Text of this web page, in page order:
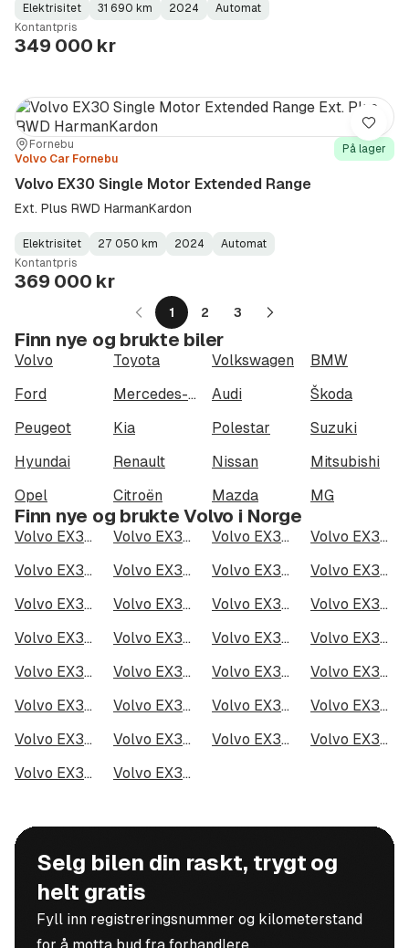
Fuel
Type:
Elektrisitet
Kilometerstand:
31 690 km
Model
Year:
2024
Gearbox
Type:
Automat
Kontantpris
349 000 kr
Sted:Fornebu
Forhandler:
Volvo Car Fornebu
På lager
Volvo EX30 Single Motor Extended Range
Ext. Plus RWD HarmanKardon
Fuel
Type:
Elektrisitet
Kilometerstand:
27 050 km
Model
Year:
2024
Gearbox
Type:
Automat
Kontantpris
369 000 kr
Lagre
1 2 3
Neste
Finn nye og brukte biler
Volvo Toyota Volkswagen
BMW
Ford
Mercedes-Benz Audi
Škoda
Peugeot
Kia Polestar
Suzuki
Hyundai
Renault Nissan
Mitsubishi
Opel
Citroën Mazda MG
Finn nye og brukte Volvo i Norge
Volvo EX30 Single Motor Extended Range i Oslo Volvo EX30 Single Motor Extended Range i Bergen Volvo EX30 Single Motor Extended Range i Trondheim
Volvo EX30 Single Motor Extended Range i Stavanger
Volvo EX30 Single Motor Extended Range i Kristiansand
Volvo EX30 Single Motor Extended Range i Fredrikstad Volvo EX30 Single Motor Extended Range i Drammen
Volvo EX30 Single Motor Extended Range i Skien
Volvo EX30 Single Motor Extended Range i Tromsø
Volvo EX30 Single Motor Extended Range i Ålesund Volvo EX30 Single Motor Extended Range i Moss
Volvo EX30 Single Motor Extended Range i Porsgrunn
Volvo EX30 Single Motor Extended Range i Bodø
Volvo EX30 Single Motor Extended Range i Arendal Volvo EX30 Single Motor Extended Range i Hamar
Volvo EX30 Single Motor Extended Range i Larvik
Volvo EX30 Single Motor Extended Range i Halden
Volvo EX30 Single Motor Extended Range i Lillehammer Volvo EX30 Single Motor Extended Range i Molde
Volvo EX30 Single Motor Extended Range i Kongsberg
Volvo EX30 Single Motor Extended Range i Harstad
Volvo EX30 Single Motor Extended Range i Gjøvik Volvo EX30 Single Motor Extended Range i Sarpsborg
Volvo EX30 Single Motor Extended Range i Sandefjord
Volvo EX30 Single Motor Extended Range i Kristiansund
Volvo EX30 Single Motor Extended Range i Tromsdalen Volvo EX30 Single Motor Extended Range i Narvik
Volvo EX30 Single Motor Extended Range i Steinkjer
Volvo EX30 Single Motor Extended Range i Haugesund
Volvo EX30 Single Motor Extended Range i Alta
Selg bilen din raskt, trygt og
helt gratis
Fyll inn registreringsnummer og kilometerstand